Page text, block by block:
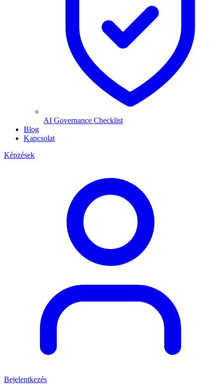
AI Governance Checklist
Blog
Kapcsolat
Képzések
Bejelentkezés